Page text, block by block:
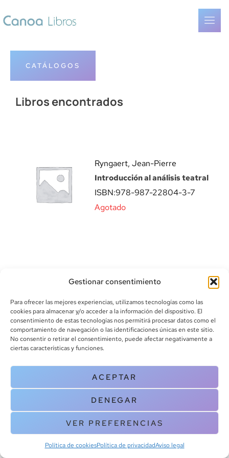
Gestionar consentimiento
Para ofrecer las mejores experiencias, utilizamos tecnologías como las
cookies para almacenar y/o acceder a la información del dispositivo. El
consentimiento de estas tecnologías nos permitirá procesar datos como el
comportamiento de navegación o las identificaciones únicas en este sitio.
No consentir o retirar el consentimiento, puede afectar negativamente a
ciertas características y funciones.
ACEPTAR
DENEGAR
VER PREFERENCIAS
Política de cookiesPolítica de privacidadAviso legal
CATÁLOGOS
Libros encontrados
Ryngaert, Jean-Pierre
Introducción al análisis teatral
ISBN:978-987-22804-3-7
Agotado
info@canoalibros.com
pedidos@canoalibros.com
+34 934 242 391
CONTACTO
Copyright © 2025 Canoa Libros. All Rights Reserved |
cookies
| Aviso legal